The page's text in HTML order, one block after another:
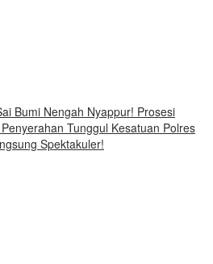
Bumi Nengah Nyappur! Prosesi
Tunggul Kesatuan Polres
Spektakuler!